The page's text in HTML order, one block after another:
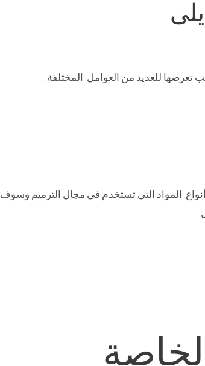
تعرضها للعديد من العوامل المختلفة.
المواد التي تستخدم في مجال الترميم وسوف